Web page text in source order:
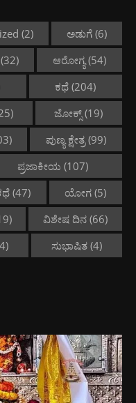
(2) ಅಡುಗೆ (6)
ಆರೋಗ್ಯ (54)
ಕಥೆ (204)
ಜೋಕ್ಸ್ (19)
ಪುಣ್ಯ ಕ್ಷೇತ್ರ(99)
ಪ್ರಜಾಕೀಯ (107)
(47) ಯೋಗ (5)
ವಿಶೇಷ ದಿನ (66)
ಸುಭಾಷಿತ (4)